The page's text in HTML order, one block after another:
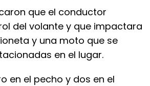
que el conductor
del volante y que impactara
y una moto que se
en el lugar.
en el pecho y dos en el